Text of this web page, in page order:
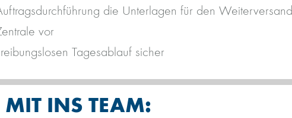
die Unterlagen für den Weiterversand
vor
Tagesablauf sicher
INS TEAM: